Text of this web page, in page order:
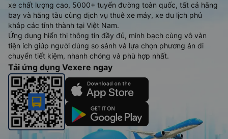
xe chất lượng cao, 5000+ tuyến đường toàn quốc, tất cả hãng
bay và hãng tàu cùng dịch vụ thuê xe máy, xe du lịch phủ
khắp các tỉnh thành tại Việt Nam.
Ứng dụng hiển thị thông tin đầy đủ, minh bạch cùng vô vàn
tiện ích giúp người dùng so sánh và lựa chọn phương án di
chuyển tiết kiệm, nhanh chóng và phù hợp nhất.
Tải ứng dụng Vexere ngay